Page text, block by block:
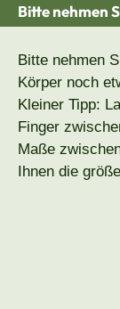
Bitte nehmen
Bitte nehmen
Körper noch
Kleiner Tipp:
Finger
Maße
Ihnen die